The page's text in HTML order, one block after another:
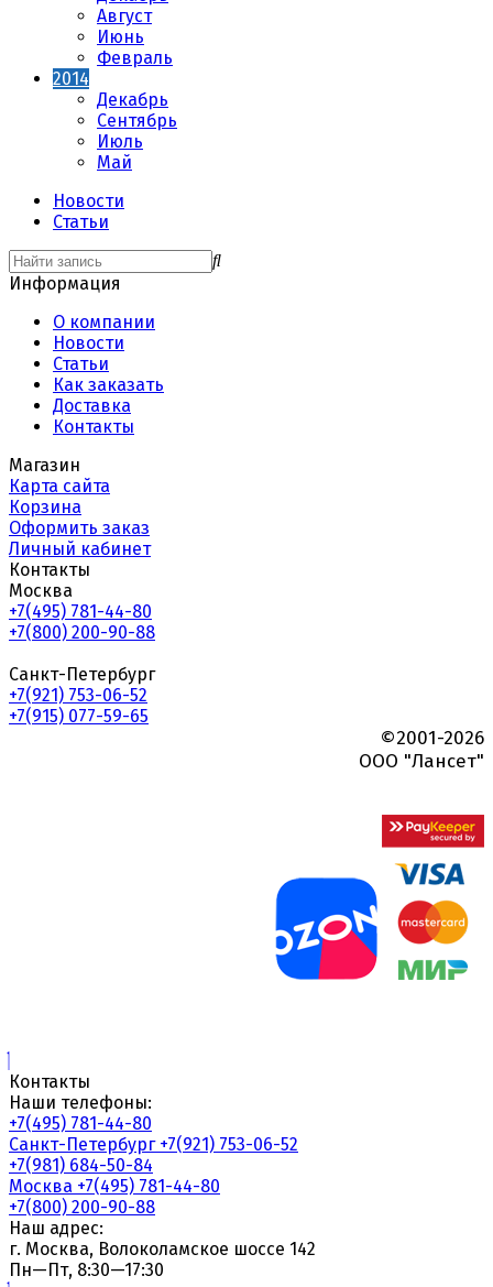
Август
Июнь
Февраль
2014
Декабрь
Сентябрь
Июль
Май
Новости
Статьи
Информация
О компании
Новости
Статьи
Как заказать
Доставка
Контакты
Магазин
Карта сайта
Корзина
Оформить заказ
Личный кабинет
Контакты
Москва
+7(495) 781-44-80
+7(800) 200-90-88
Санкт-Петербург
+7(921) 753-06-52
+7(915) 077-59-65
©2001-2026
ООО "Лансет"
Контакты
Наши телефоны:
+7(495) 781-44-80
Санкт-Петербург +7(921) 753-06-52
+7(981) 684-50-84
Москва +7(495) 781-44-80
+7(800) 200-90-88
Наш адрес:
г. Москва, Волоколамское шоссе 142
Пн—Пт, 8:30—17:30